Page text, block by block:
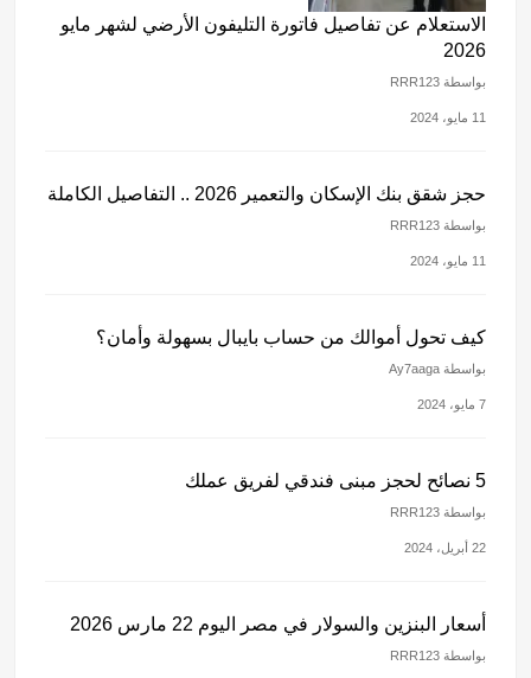
الاستعلام عن تفاصيل فاتورة التليفون الأرضي لشهر مايو
2026
بواسطة RRR123
11 مايو، 2024
حجز شقق بنك الإسكان والتعمير 2026 .. التفاصيل الكاملة
بواسطة RRR123
11 مايو، 2024
كيف تحول أموالك من حساب بايبال بسهولة وأمان؟
بواسطة Ay7aaga
7 مايو، 2024
5 نصائح لحجز مبنى فندقي لفريق عملك
بواسطة RRR123
22 أبريل، 2024
أسعار البنزين والسولار في مصر اليوم 22 مارس 2026
بواسطة RRR123